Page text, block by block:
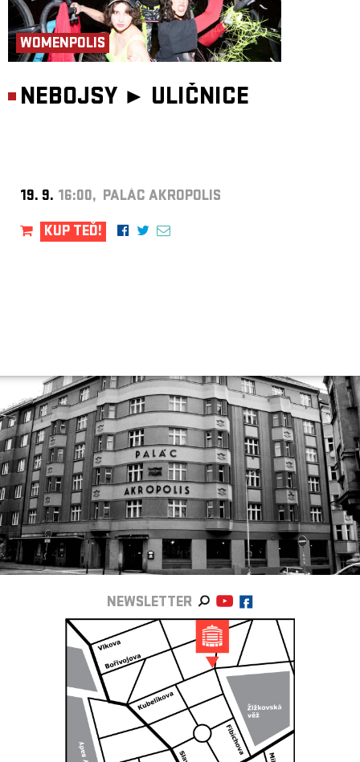
WOMENPOLIS
NEBOJSY ► ULIČNICE
19. 9. 16:00, PALÁC AKROPOLIS
KUP TEĎ!
NEWSLETTER